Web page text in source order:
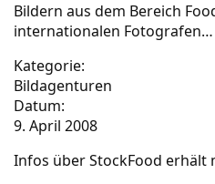
Bildern aus dem Bereich
internationalen Fotografen…
Kategorie:
Bildagenturen
Datum:
9. April 2008
Infos über StockFood erhält